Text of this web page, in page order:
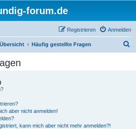
forum.de
Anmelden
Registrieren
Häufig gestellte Fragen
aber nicht anmelden!
kann mich aber nicht mehr anmelden?!